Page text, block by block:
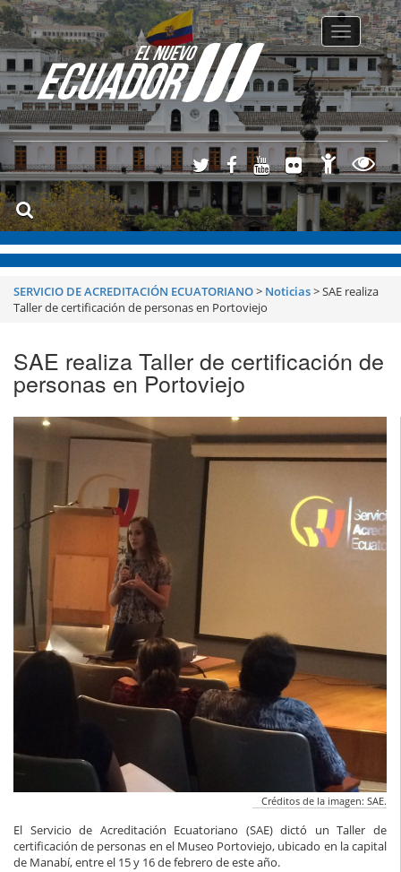
Toggle
SERVICIO DE ACREDITACIÓN ECUATORIANO> Noticias>SAE realiza
Taller de certificación de personas en Portoviejo
SAE realiza Taller de certificación de
personas en Portoviejo
Créditos de la imagen: SAE.
El Servicio de Acreditación Ecuatoriano (SAE) dictó un Taller de
certificación de personas en el Museo Portoviejo, ubicado en la capital
de Manabí, entre el 15 y 16 de febrero de este año.